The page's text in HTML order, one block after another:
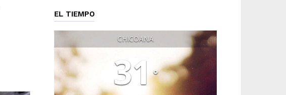
EL TIEMPO
CHICOANA
31°